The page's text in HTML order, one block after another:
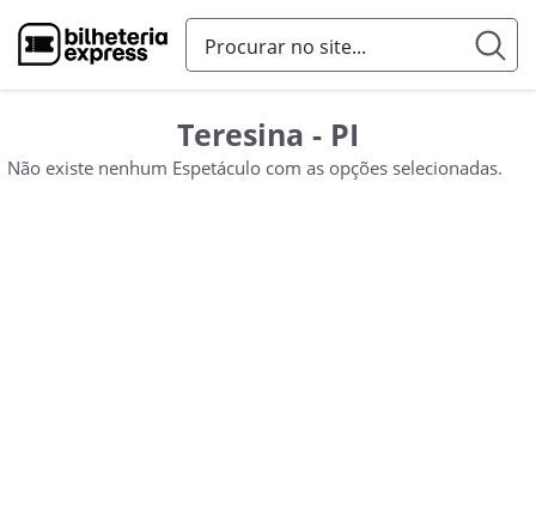
Teresina - PI
Não existe nenhum Espetáculo com as opções selecionadas.